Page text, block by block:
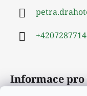
Informace pro